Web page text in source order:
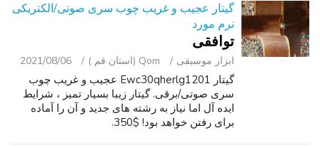
گیتار عجیب و غریب چوب سری صوتی/الکتریکی
نرم مورد
توافقی
ابزار موسیقی Qom (استان قم ) 2021/08/06
گیتار Ewc30qherlg1201 عجیب و غریب چوب
سری صوتی/برقی. گیتار زیبا بسیار تمیز ، شرایط
ایده آل اما نیاز به رشته های جدید و آن را آماده
برای رفتن خواهد بود! $350.